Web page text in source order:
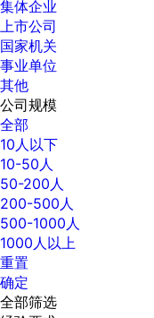
集体企业
上市公司
国家机关
事业单位
其他
公司规模
全部
10人以下
10-50人
50-200人
200-500人
500-1000人
1000人以上
重置
确定
全部筛选